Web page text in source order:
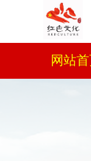
网站